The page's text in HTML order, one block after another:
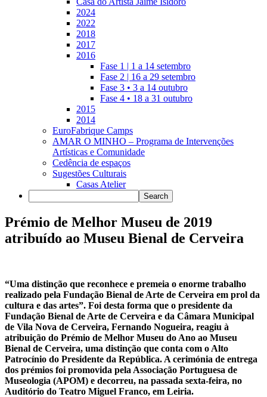
2024
2022
2018
2017
2016
Fase 1 | 1 a 14 setembro
Fase 2 | 16 a 29 setembro
Fase 3 • 3 a 14 outubro
Fase 4 • 18 a 31 outubro
2015
2014
EuroFabrique Camps
AMAR O MINHO – Programa de Intervenções
Artísticas e Comunidade
Cedência de espaços
Sugestões Culturais
Casas Atelier
Prémio de Melhor Museu de 2019
atribuído ao Museu Bienal de Cerveira
“Uma distinção que reconhece e premeia o enorme trabalho
realizado pela Fundação Bienal de Arte de Cerveira em prol da
cultura e das artes”. Foi desta forma que o presidente da
Fundação Bienal de Arte de Cerveira e da Câmara Municipal
de Vila Nova de Cerveira, Fernando Nogueira, reagiu à
atribuição do Prémio de Melhor Museu do Ano ao Museu
Bienal de Cerveira, uma distinção que conta com o Alto
Patrocínio do Presidente da República. A cerimónia de entrega
dos prémios foi promovida pela Associação Portuguesa de
Museologia (APOM) e decorreu, na passada sexta-feira, no
Auditório do Teatro Miguel Franco, em Leiria.